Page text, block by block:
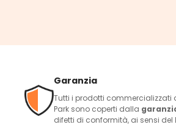
Garanzia
Tutti i prodotti commercializzati
Park sono coperti dalla
difetti di conformità, ai sensi del